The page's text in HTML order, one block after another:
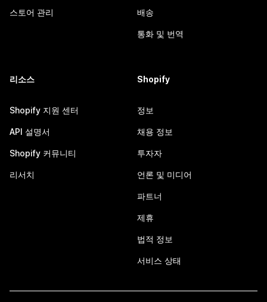
스토어 관리 배송
통화 및 번역
리소스
Shopify 지원 센터
API 설명서
Shopify 커뮤니티
리서치
Shopify
정보
채용 정보
투자자
언론 및 미디어
파트너
제휴
법적 정보
서비스 상태